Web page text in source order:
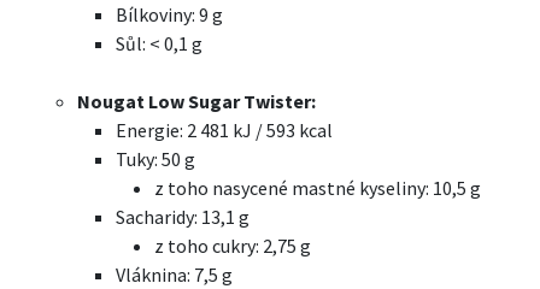
Bílkoviny: 9 g
Sůl: < 0,1 g
Nougat Low Sugar Twister:
Energie: 2 481 kJ / 593 kcal
Tuky: 50 g
z toho nasycené mastné kyseliny: 10,5 g
Sacharidy: 13,1 g
z toho cukry: 2,75 g
Vláknina: 7,5 g